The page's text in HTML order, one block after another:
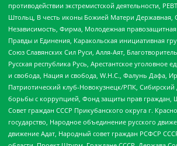
противодействии экстремистской деятельности,
Штольц, В честь иконы Божией Матери Державная,
Независимость, Фирма, Молодежная
Правды и Единения, Каракольская инициативная
Союз Славянских Сил Руси, Алля-Аят,
Русская республика Русь, Арестантское уголовное
и свобода, Нация и свобода, W.H.С., Фалунь Дафа,
Патриотический клуб-Новокузнецк/РПК,
борьбы с коррупцией, Фонд защиты прав граждан,
Совет граждан СССР Прикубанского округа г.
государство, Народное объединение русского
движение Адат, Народный совет граждан РСФСР